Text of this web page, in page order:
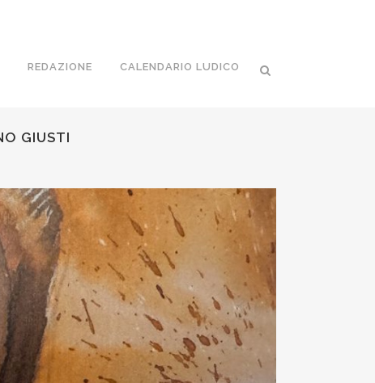
REDAZIONE CALENDARIO LUDICO
GIUSTI